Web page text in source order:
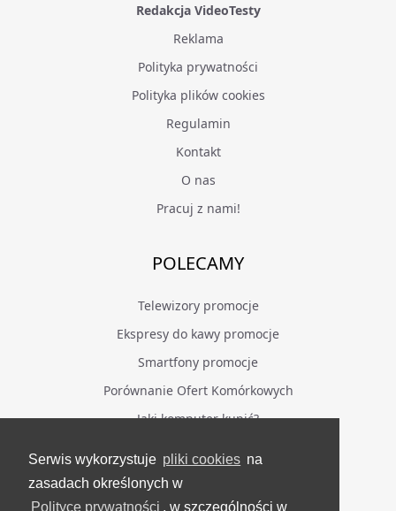
Serwis wykorzystuje pliki cookies na
zasadach określonych w
Polityce prywatności , w szczególności w
Redakcja VideoTesty
Reklama
Polityka prywatności
Polityka plików cookies
Regulamin
Kontakt
O nas
Pracuj z nami!
POLECAMY
Telewizory promocje
Ekspresy do kawy promocje
Smartfony promocje
Porównanie Ofert Komórkowych
Jaki komputer kupić?
BĄDŹ NA BIEŻĄCO